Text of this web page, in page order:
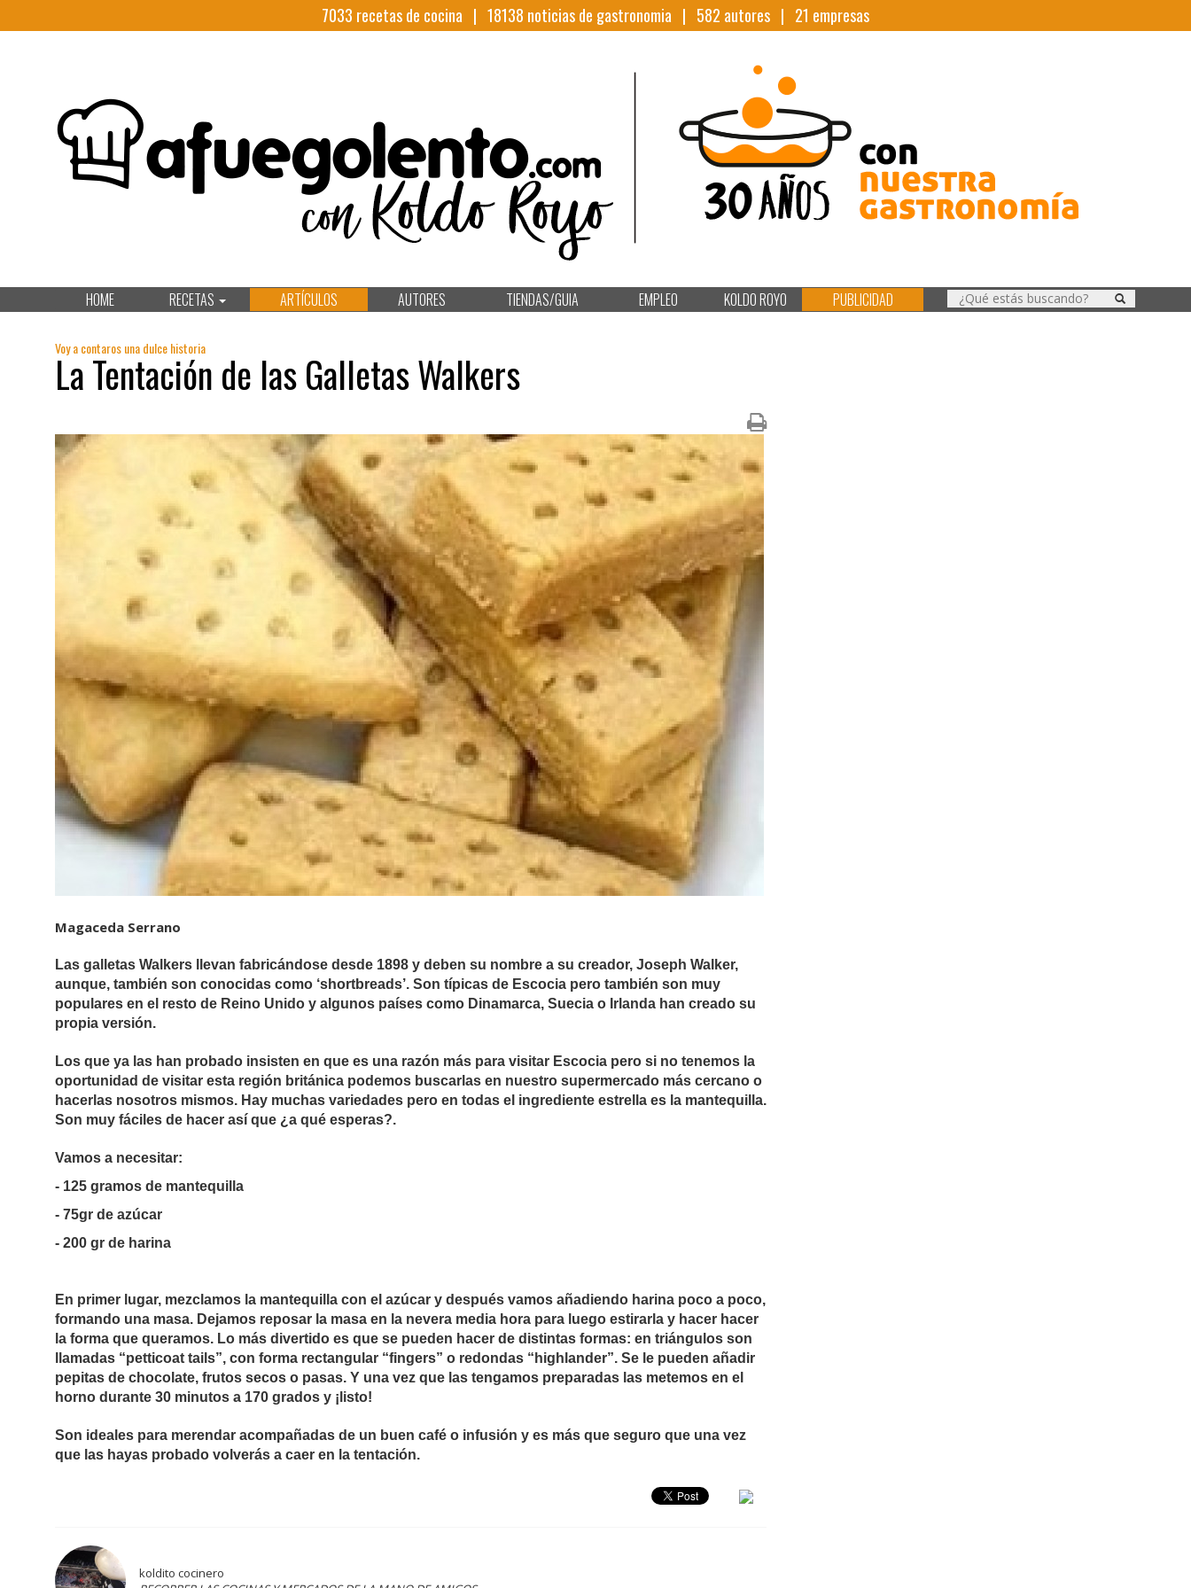
7033 recetas de cocina | 18138 noticias de gastronomia | 582 autores | 21 empresas
HOME RECETAS ARTÍCULOS AUTORES TIENDAS/GUIA EMPLEO KOLDO ROYO PUBLICIDAD
Voy a contaros una dulce historia
La Tentación de las Galletas Walkers
Magaceda Serrano
Las galletas Walkers llevan fabricándose desde 1898 y deben su nombre a su creador, Joseph Walker,
aunque, también son conocidas como ‘shortbreads’. Son típicas de Escocia pero también son muy
populares en el resto de Reino Unido y algunos países como Dinamarca, Suecia o Irlanda han creado su
propia versión.
Los que ya las han probado insisten en que es una razón más para visitar Escocia pero si no tenemos la
oportunidad de visitar esta región británica podemos buscarlas en nuestro supermercado más cercano o
hacerlas nosotros mismos. Hay muchas variedades pero en todas el ingrediente estrella es la mantequilla.
Son muy fáciles de hacer así que ¿a qué esperas?.
Vamos a necesitar:
- 125 gramos de mantequilla
- 75gr de azúcar
- 200 gr de harina
En primer lugar, mezclamos la mantequilla con el azúcar y después vamos añadiendo harina poco a poco,
formando una masa. Dejamos reposar la masa en la nevera media hora para luego estirarla y hacer hacer
la forma que queramos. Lo más divertido es que se pueden hacer de distintas formas: en triángulos son
llamadas “petticoat tails”, con forma rectangular “fingers” o redondas “highlander”. Se le pueden añadir
pepitas de chocolate, frutos secos o pasas. Y una vez que las tengamos preparadas las metemos en el
horno durante 30 minutos a 170 grados y ¡listo!
Son ideales para merendar acompañadas de un buen café o infusión y es más que seguro que una vez
que las hayas probado volverás a caer en la tentación.
koldito cocinero